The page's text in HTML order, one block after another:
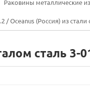
Раковины металлические
/ Oceanus (Россия) из
сталь 3-